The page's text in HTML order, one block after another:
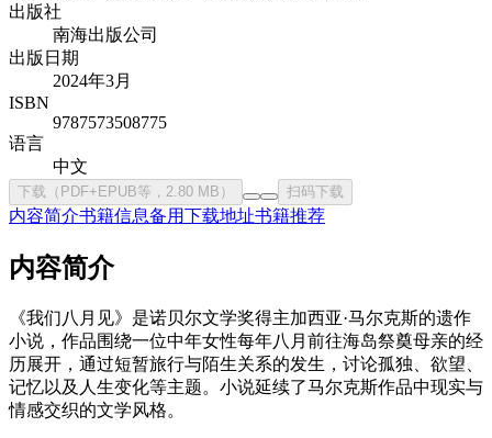
出版社
南海出版公司
出版日期
2024年3月
ISBN
9787573508775
语言
中文
下载（PDF+EPUB等，2.80 MB） 扫码下载
内容简介书籍信息备用下载地址书籍推荐
内容简介
《我们八月见》是诺贝尔文学奖得主加西亚·马尔克斯的遗作
小说，作品围绕一位中年女性每年八月前往海岛祭奠母亲的经
历展开，通过短暂旅行与陌生关系的发生，讨论孤独、欲望、
记忆以及人生变化等主题。小说延续了马尔克斯作品中现实与
情感交织的文学风格。